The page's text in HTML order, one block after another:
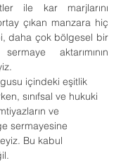
ile kar marjlarını
ortay çıkan manzara hiç
daha çok bölgesel bir
aktarımının
içindeki eşitlik
sınıfsal ve hukuki
ve
sermayesine
Bu kabul